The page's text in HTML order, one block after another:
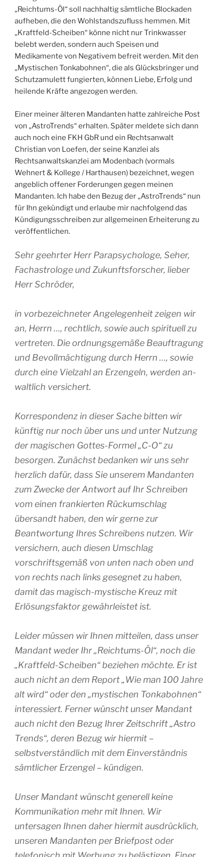
„Reichtums-Öl“ soll nachhaltig sämtliche Blockaden
aufheben, die den Wohlstandszufluss hemmen. Mit
„Kraftfeld-Scheiben“ könne nicht nur Trinkwasser
belebt werden, sondern auch Speisen und
Medikamente von Negativem befreit werden. Mit den
„Mystischen Tonkabohnen“, die als Glücksbringer und
Schutzamulett fungierten, können Liebe, Erfolg und
heilende Kräfte angezogen werden.
Einer meiner älteren Mandanten hatte zahlreiche Post
von „AstroTrends“ erhalten. Später meldete sich dann
auch noch eine FKH GbR und ein Rechtsanwalt
Christian von Loefen, der seine Kanzlei als
Rechtsanwaltskanzlei am Modenbach (vormals
Wehnert & Kollege / Harthausen) bezeichnet, wegen
angeblich offener Forderungen gegen meinen
Mandanten. Ich habe den Bezug der „AstroTrends“ nun
für Ihn gekündigt und erlaube mir nachfolgend das
Kündigungsschreiben zur allgemeinen Erheiterung zu
veröffentlichen.
Sehr geehrter Herr Parapsychologe, Seher,
Fachastrologe und Zukunftsforscher, lieber
Herr Schröder,
in vorbezeichneter Angelegenheit zeigen wir
an, Herrn …, rechtlich, sowie auch spirituell zu
vertreten. Die ordnungsgemäße Beauftragung
und Bevollmächtigung durch Herrn …, sowie
durch eine Vielzahl an Erzengeln, werden an-
waltlich versichert.
Korrespondenz in dieser Sache bitten wir
künftig nur noch über uns und unter Nutzung
der magischen Gottes-Formel „C-O“ zu
besorgen. Zunächst bedanken wir uns sehr
herzlich dafür, dass Sie unserem Mandanten
zum Zwecke der Antwort auf Ihr Schreiben
vom einen frankierten Rückumschlag
übersandt haben, den wir gerne zur
Beantwortung Ihres Schreibens nutzen. Wir
versichern, auch diesen Umschlag
vorschriftsgemäß von unten nach oben und
von rechts nach links gesegnet zu haben,
damit das magisch-mystische Kreuz mit
Erlösungsfaktor gewährleistet ist.
Leider müssen wir Ihnen mitteilen, dass unser
Mandant weder Ihr „Reichtums-Öl“, noch die
„Kraftfeld-Scheiben“ beziehen möchte. Er ist
auch nicht an dem Report „Wie man 100 Jahre
alt wird“ oder den „mystischen Tonkabohnen“
interessiert. Ferner wünscht unser Mandant
auch nicht den Bezug Ihrer Zeitschrift „Astro
Trends“, deren Bezug wir hiermit –
selbstverständlich mit dem Einverständnis
sämtlicher Erzengel – kündigen.
Unser Mandant wünscht generell keine
Kommunikation mehr mit Ihnen. Wir
untersagen Ihnen daher hiermit ausdrücklich,
unseren Mandanten per Briefpost oder